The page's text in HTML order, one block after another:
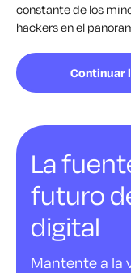
constante de los
hackers en el
Continuar
La
futuro
digital
Mantente a la